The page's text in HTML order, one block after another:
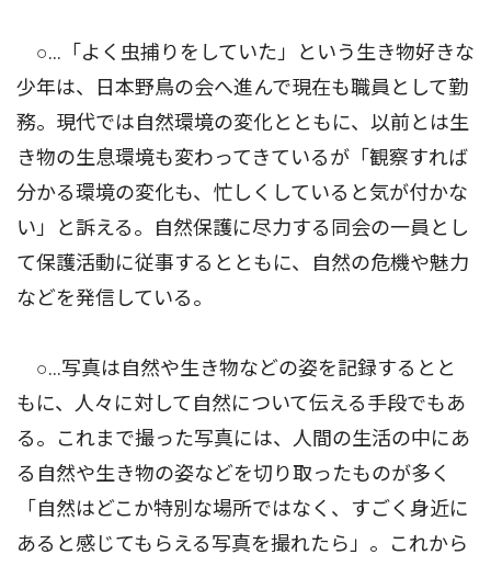
○…「よく虫捕りをしていた」という生き物好きな
少年は、日本野鳥の会へ進んで現在も職員として勤
務。現代では自然環境の変化とともに、以前とは生
き物の生息環境も変わってきているが「観察すれば
分かる環境の変化も、忙しくしていると気が付かな
い」と訴える。自然保護に尽力する同会の一員とし
て保護活動に従事するとともに、自然の危機や魅力
などを発信している。
○…写真は自然や生き物などの姿を記録するとと
もに、人々に対して自然について伝える手段でもあ
る。これまで撮った写真には、人間の生活の中にあ
る自然や生き物の姿などを切り取ったものが多く
「自然はどこか特別な場所ではなく、すごく身近に
あると感じてもらえる写真を撮れたら」。これから